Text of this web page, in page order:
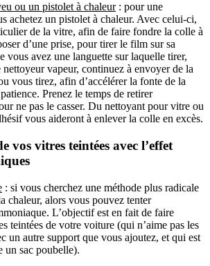
ou un pistolet à chaleur: pour une
achetez un pistolet à chaleur. Avec celui-ci,
de la vitre, afin de faire fondre la colle à
d’une prise, pour tirer le film sur sa
vous avez une languette sur laquelle tirer,
vapeur, continuez à envoyer de la
vous tirez, afin d’accélérer la fonte de la
Prenez le temps de retirer
ne pas le casser. Du nettoyant pour vitre ou
vous aideront à enlever la colle en excès.
vos vitres teintées avec l’effet
: si vous cherchez une méthode plus radicale
chaleur, alors vous pouvez tenter
L’objectif est en fait de faire
teintées de votre voiture (qui n’aime pas les
un autre support que vous ajoutez, et qui est
un sac poubelle).